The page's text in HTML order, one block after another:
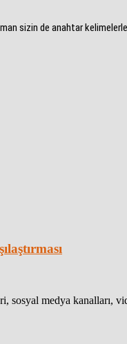
sizin de anahtar kelimelerle
sosyal medya kanalları,